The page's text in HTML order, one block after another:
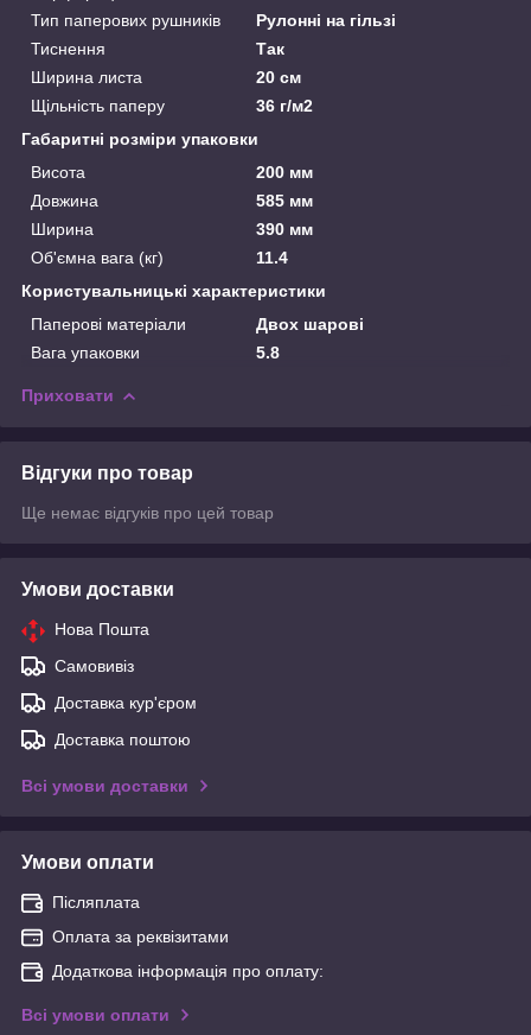
Тип паперових рушників
Рулонні на гільзі
Тиснення
Так
Ширина листа
20 см
Щільність паперу
36 г/м2
Габаритні розміри упаковки
Висота
200 мм
Довжина
585 мм
Ширина
390 мм
Об'ємна вага (кг)
11.4
Користувальницькі характеристики
Паперові матеріали
Двох шарові
Вага упаковки
5.8
Приховати
Відгуки про товар
Ще немає відгуків про цей товар
Умови доставки
Нова Пошта
Самовивіз
Доставка кур'єром
Доставка поштою
Всі умови доставки
Умови оплати
Післяплата
Оплата за реквізитами
Додаткова інформація про оплату:
Всі умови оплати